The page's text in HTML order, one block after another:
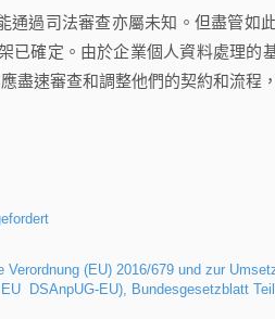
過司法審查亦屬未知。但盡管如
已確定。由於企業個人資料處理的
盡速審查和調整他們的契約和流程
(EU) 2016/679 und zur
 DSAnpUG-EU), Bundesgesetzblatt